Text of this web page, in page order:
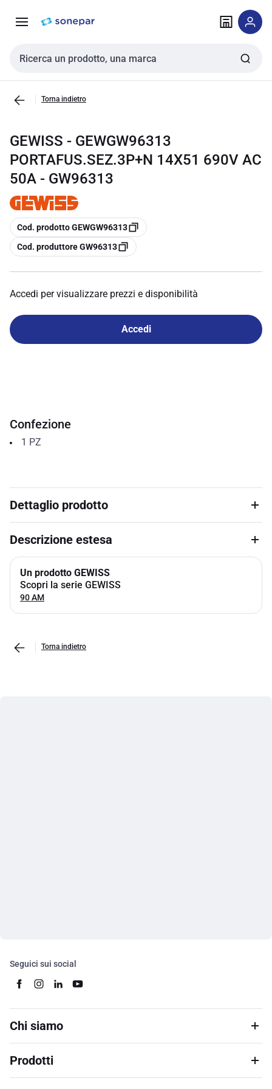
navigazione alla
Cerca input
Torna indietro
GEWISS - GEWGW96313
PORTAFUS.SEZ.3P+N 14X51 690V AC
50A - GW96313
copia
Cod. prodotto GEWGW96313
copia
Cod. produttore GW96313
Accedi per visualizzare prezzi e disponibilità
Accedi
Confezione
1 PZ
Dettaglio prodotto
Descrizione estesa
Un prodotto GEWISS
Scopri la serie GEWISS
90 AM
Torna indietro
Seguici sui social
Chi siamo
Prodotti